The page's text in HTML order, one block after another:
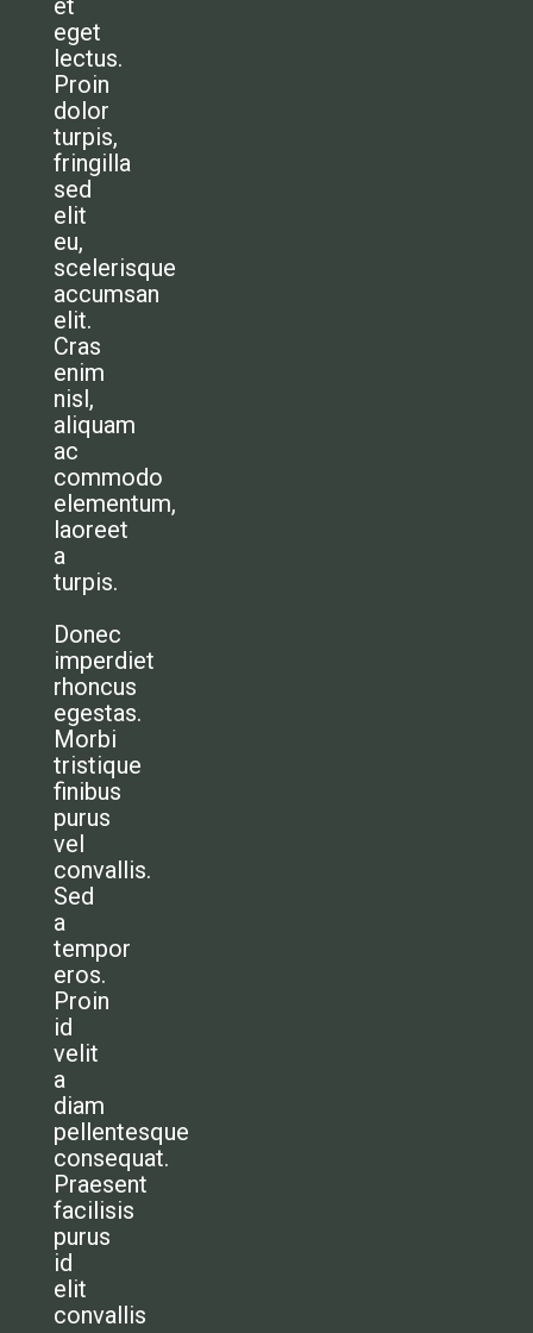
et
eget
lectus.
Proin
dolor
turpis,
fringilla
sed
elit
eu,
scelerisque
accumsan
elit.
Cras
enim
nisl,
aliquam
ac
commodo
elementum,
laoreet
a
turpis.
Donec
imperdiet
rhoncus
egestas.
Morbi
tristique
finibus
purus
vel
convallis.
Sed
a
tempor
eros.
Proin
id
velit
a
diam
pellentesque
consequat.
Praesent
facilisis
purus
id
elit
convallis